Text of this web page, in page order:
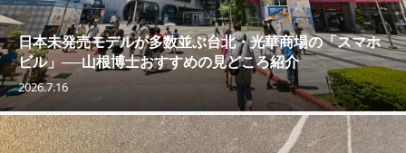
日本未発売モデルが多数並ぶ台北・光華商場の「スマホ
ビル」──山根博士おすすめの見どころ紹介
2026.7.16